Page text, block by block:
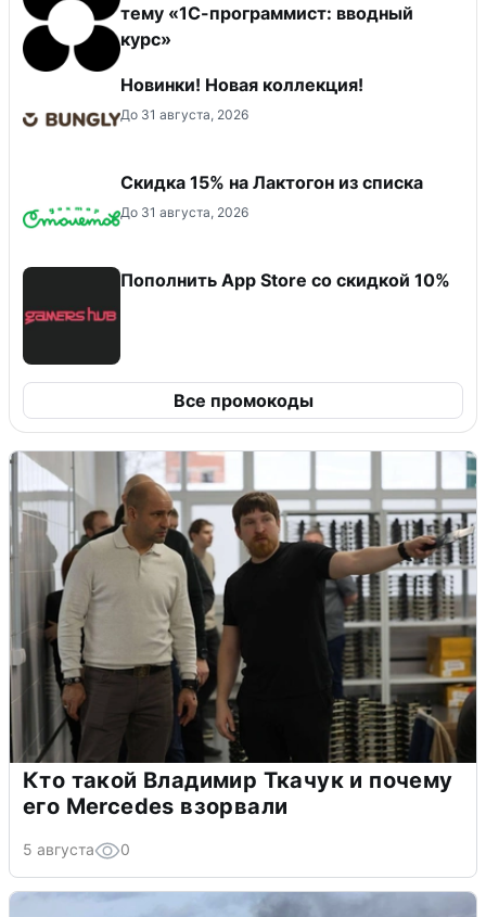
тему «1С-программист: вводный
курс»
Новинки! Новая коллекция!
До 31 августа, 2026
Скидка 15% на Лактогон из списка
До 31 августа, 2026
Пополнить App Store со скидкой 10%
Все промокоды
Кто такой Владимир Ткачук и почему
его Mercedes взорвали
5 августа 0